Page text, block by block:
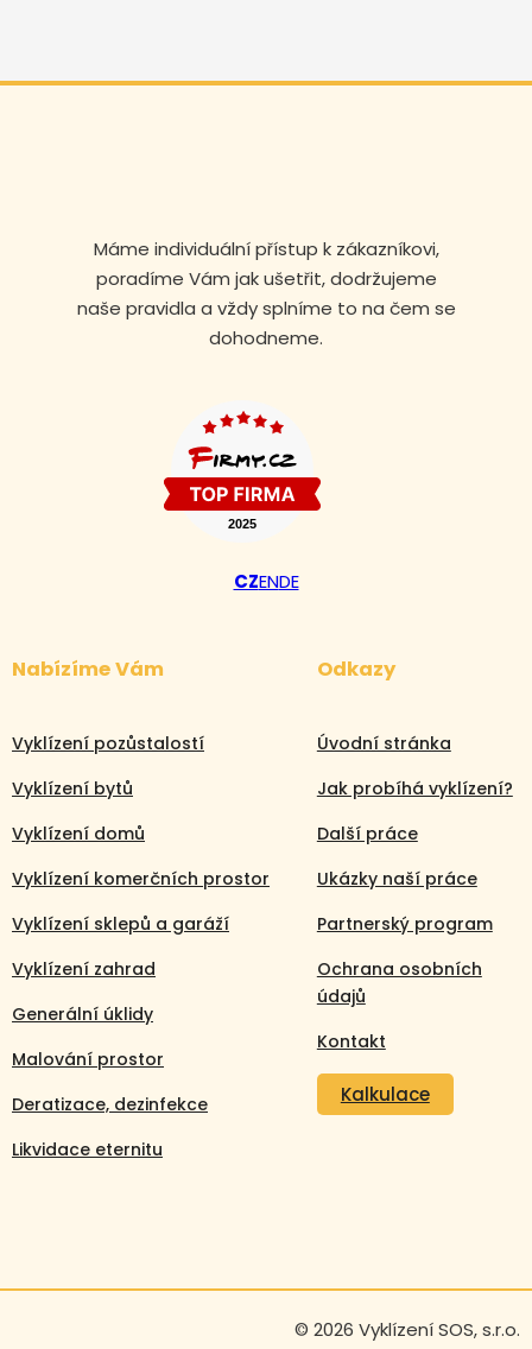
Máme individuální přístup k zákazníkovi,
poradíme Vám jak ušetřit, dodržujeme
naše pravidla a vždy splníme to na čem se
dohodneme.
+420 608 105 106
CZENDE
Nabízíme Vám
Vyklízení pozůstalostí
Vyklízení bytů
Vyklízení domů
Vyklízení komerčních prostor
Vyklízení sklepů a garáží
Vyklízení zahrad
Generální úklidy
Malování prostor
Deratizace, dezinfekce
Likvidace eternitu
Odkazy
Úvodní stránka
Jak probíhá vyklízení?
Další práce
Ukázky naší práce
Partnerský program
Ochrana osobních
údajů
Kontakt
Kalkulace
© 2026 Vyklízení SOS, s.r.o.